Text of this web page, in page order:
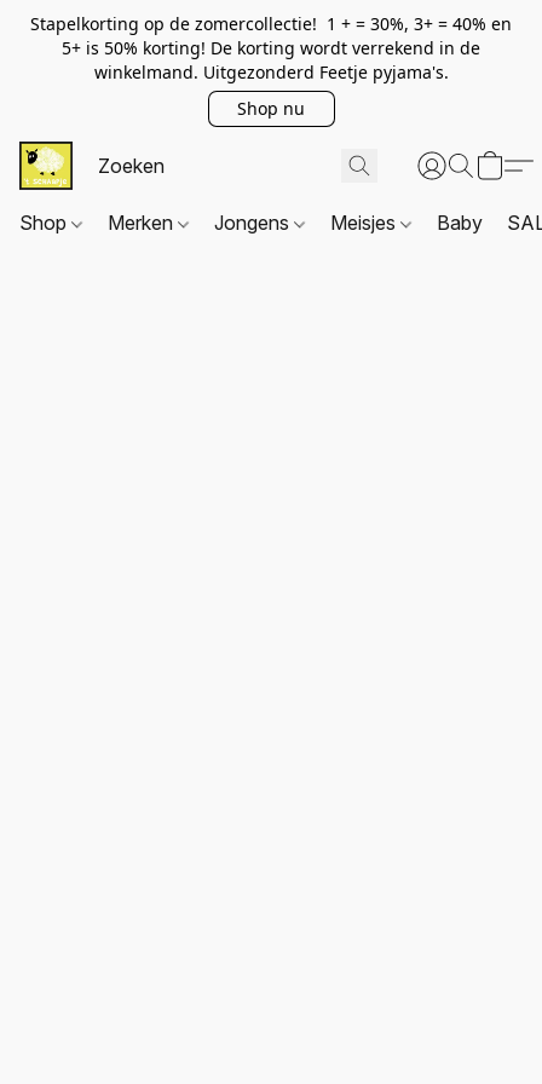
Stapelkorting op de zomercollectie! 1 + = 30%, 3+ = 40% en
5+ is 50% korting! De korting wordt verrekend in de
winkelmand. Uitgezonderd Feetje pyjama's.
Shop nu
Shop Merken Jongens Meisjes Baby